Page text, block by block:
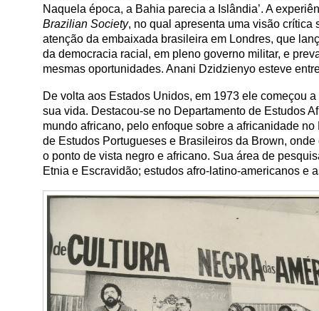
Naquela época, a Bahia parecia a Islândia’. A
Brazilian Society, no qual apresenta uma visão crítica
atenção da embaixada brasileira em Londres, que
da democracia racial, em pleno governo militar, e
mesmas oportunidades. Anani Dzidzienyo esteve
De volta aos Estados Unidos, em 1973 ele começou
sua vida. Destacou-se no Departamento de Estudos
mundo africano, pelo enfoque sobre a africanidade
de Estudos Portugueses e Brasileiros da Brown,
o ponto de vista negro e africano. Sua área de
Etnia e Escravidão; estudos afro-latino-americanos e